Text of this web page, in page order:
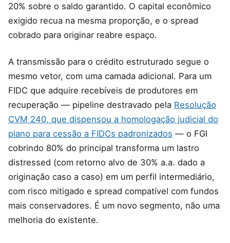
20% sobre o saldo garantido. O capital econômico
exigido recua na mesma proporção, e o spread
cobrado para originar reabre espaço.
A transmissão para o crédito estruturado segue o
mesmo vetor, com uma camada adicional. Para um
FIDC que adquire recebíveis de produtores em
recuperação — pipeline destravado pela Resolução
CVM 240, que dispensou a homologação judicial do
plano para cessão a FIDCs padronizados — o FGI
cobrindo 80% do principal transforma um lastro
distressed (com retorno alvo de 30% a.a. dado a
originação caso a caso) em um perfil intermediário,
com risco mitigado e spread compatível com fundos
mais conservadores. É um novo segmento, não uma
melhoria do existente.